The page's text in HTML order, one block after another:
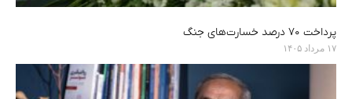
پرداخت ۷۰ درصد خسارت‌های جنگ
۱۷ مرداد ۱۴۰۵